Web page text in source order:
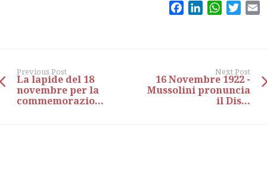
FacebookLinkedIn
Previous Post
La lapide del 18
novembre per la
commemorazio...
Next Post
16 Novembre 1922 -
Mussolini pronuncia
il Dis...